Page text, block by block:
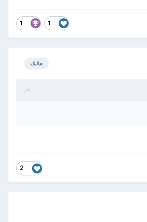
1
1
مالک
2